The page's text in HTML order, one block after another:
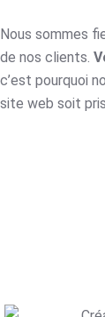
Nous sommes
de nos clients.
c’est pourquoi
site web soit